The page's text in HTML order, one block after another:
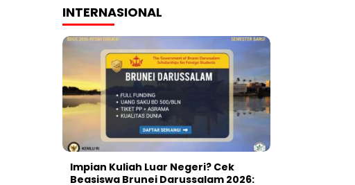
INTERNASIONAL
Impian Kuliah Luar Negeri? Cek
Beasiswa Brunei Darussalam 2026: